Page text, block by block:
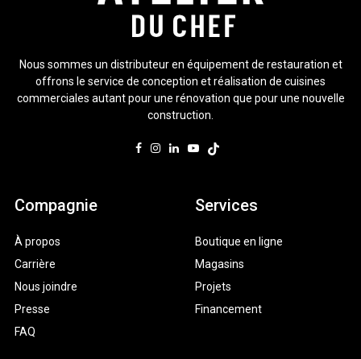
Nous sommes un distributeur en équipement de restauration et
offrons le service de conception et réalisation de cuisines
commerciales autant pour une rénovation que pour une nouvelle
construction.
Compagnie
À propos
Carrière
Nous joindre
Presse
FAQ
Services
Boutique en ligne
Magasins
Projets
Financement